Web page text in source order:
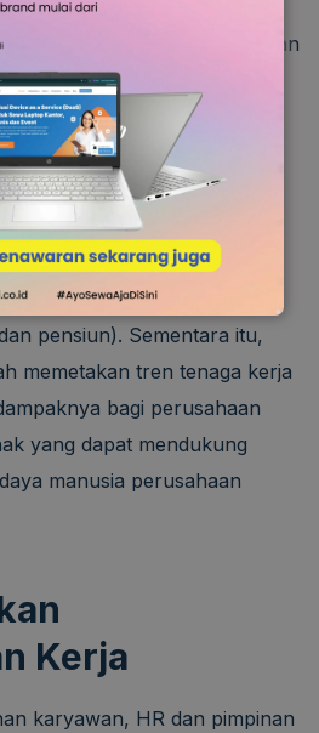
jajaran atasan untuk
tenaga kerja, keuangan, dan
ini, tim akan melihat
keterampilan yang
kerja.
melihat jumlah karyawan
karyawan, performa
yang berhenti
pensiun). Sementara itu,
memetakan tren tenaga kerja
bagi perusahaan
yang dapat mendukung
manusia perusahaan
Kerja
karyawan, HR dan pimpinan